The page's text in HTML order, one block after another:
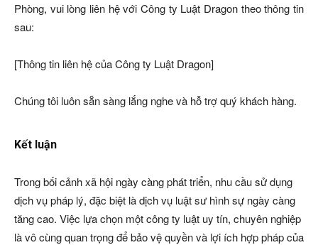
Phòng, vui lòng liên hệ với Công ty Luật Dragon theo thông tin
sau:
[Thông tin liên hệ của Công ty Luật Dragon]
Chúng tôi luôn sẵn sàng lắng nghe và hỗ trợ quý khách hàng.
Kết luận
Trong bối cảnh xã hội ngày càng phát triển, nhu cầu sử dụng
dịch vụ pháp lý, đặc biệt là dịch vụ luật sư hình sự ngày càng
tăng cao. Việc lựa chọn một công ty luật uy tín, chuyên nghiệp
là vô cùng quan trọng để bảo vệ quyền và lợi ích hợp pháp của